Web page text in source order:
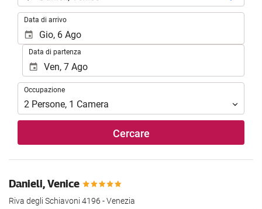
Data di arrivo
Data di partenza
Occupazione
Occupazione
2 Persone, 1 Camera
Cercare
Danieli, Venice
Riva degli Schiavoni 4196 - Venezia